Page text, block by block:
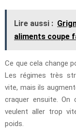
Lire aussi :
aliments coupe
Ce que cela change
Les régimes très
vite, mais ils
craquer ensuite. On
veulent aller trop
poids.